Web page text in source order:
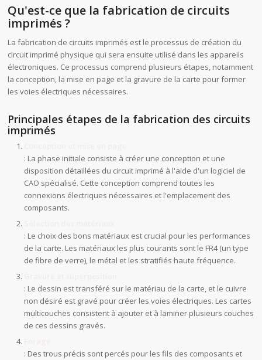
Qu'est-ce que la fabrication de circuits
imprimés ?
La fabrication de circuits imprimés est le processus de création du
circuit imprimé physique qui sera ensuite utilisé dans les appareils
électroniques. Ce processus comprend plusieurs étapes, notamment
la conception, la mise en page et la gravure de la carte pour former
les voies électriques nécessaires.
Principales étapes de la fabrication des circuits
imprimés
: La phase initiale consiste à créer une conception et une
disposition détaillées du circuit imprimé à l'aide d'un logiciel de
CAO spécialisé. Cette conception comprend toutes les
connexions électriques nécessaires et l'emplacement des
composants.
: Le choix des bons matériaux est crucial pour les performances
de la carte. Les matériaux les plus courants sont le FR4 (un type
de fibre de verre), le métal et les stratifiés haute fréquence.
: Le dessin est transféré sur le matériau de la carte, et le cuivre
non désiré est gravé pour créer les voies électriques. Les cartes
multicouches consistent à ajouter et à laminer plusieurs couches
de ces dessins gravés.
: Des trous précis sont percés pour les fils des composants et